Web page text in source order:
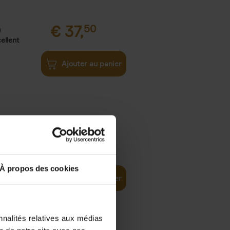
À propos des cookies
relatives aux médias
€ 37,50
Ajouter au panier
world 29,99
Ajouter au panier